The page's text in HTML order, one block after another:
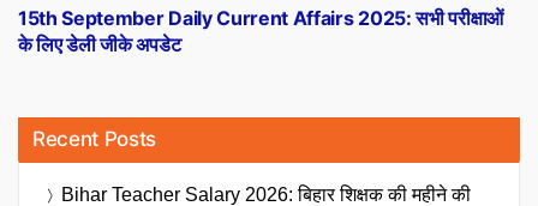
post:
15th September Daily Current Affairs 2025: सभी परीक्षाओं
के लिए डेली जीके अपडेट
Recent Posts
Bihar Teacher Salary 2026: बिहार शिक्षक की महीने की